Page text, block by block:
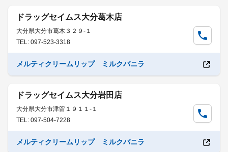
ドラッグセイムス大分葛木店
大分県大分市葛木３２９-１
TEL: 097-523-3318
メルティクリームリップ ミルクバニラ
ドラッグセイムス大分岩田店
大分県大分市津留１９１１-１
TEL: 097-504-7228
メルティクリームリップ ミルクバニラ